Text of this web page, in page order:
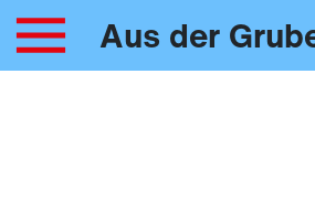
Aus der